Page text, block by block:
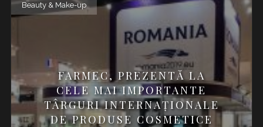
Beauty & Make-up
FARMEC, PREZENTĂ LA
CELE MAI IMPORTANTE
TÂRGURI INTERNAȚIONALE
DE PRODUSE COSMETICE